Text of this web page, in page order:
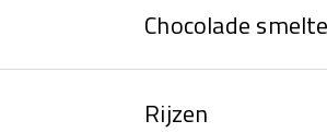
Chocolade
Rijzen